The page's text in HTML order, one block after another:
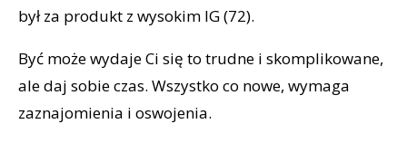
był za produkt z wysokim IG (72).
Być może wydaje Ci się to trudne i skomplikowane,
ale daj sobie czas. Wszystko co nowe, wymaga
zaznajomienia i oswojenia.